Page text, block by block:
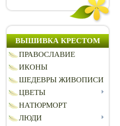
ВЫШИВКА КРЕСТОМ
ПРАВОСЛАВИЕ
ИКОНЫ
ШЕДЕВРЫ ЖИВОПИСИ
ЦВЕТЫ
НАТЮРМОРТ
ЛЮДИ